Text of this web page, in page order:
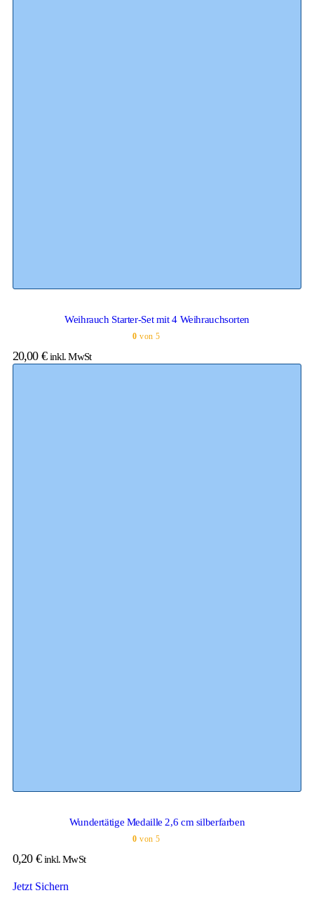
Weihrauch Starter-Set mit 4 Weihrauchsorten
0 von 5
20,00 € inkl. MwSt
Wundertätige Medaille 2,6 cm silberfarben
0 von 5
0,20 € inkl. MwSt
Jetzt Sichern